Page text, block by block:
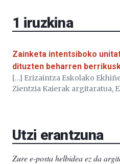
1 iruzkina
Zainketa intentsiboko
dituzten beharren
[…] Erizaintza Eskolako
Zientzia Kaierak argitaratua,
Utzi erantzuna
Zure e-posta helbidea ez da